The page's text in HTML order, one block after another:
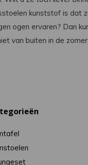
kunststof is dat
ogen ervaren? Dan
van buiten in de